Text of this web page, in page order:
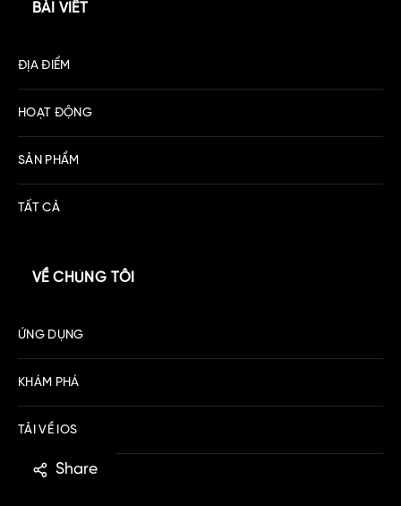
BÀI VIẾT
ĐỊA ĐIỂM
HOẠT ĐỘNG
SẢN PHẨM
TẤT CẢ
VỀ CHÚNG TÔI
ỨNG DỤNG
KHÁM PHÁ
TẢI VỀ IOS
TẢI VỀ ANDROID
Share